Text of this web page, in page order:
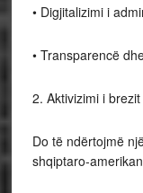
• Digjitalizimi i
• Transparencë
2. Aktivizimi i
Do të ndërtojmë
shqiptaro-